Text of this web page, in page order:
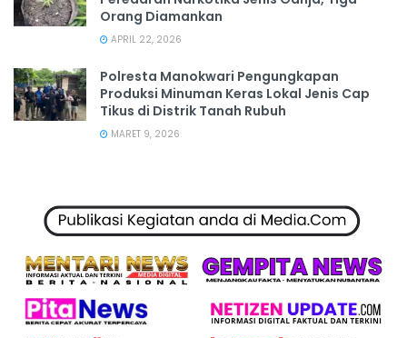
Orang Diamankan
APRIL 22, 2026
Polresta Manokwari Pengungkapan
Produksi Minuman Keras Lokal Jenis Cap
Tikus di Distrik Tanah Rubuh
MARET 9, 2026